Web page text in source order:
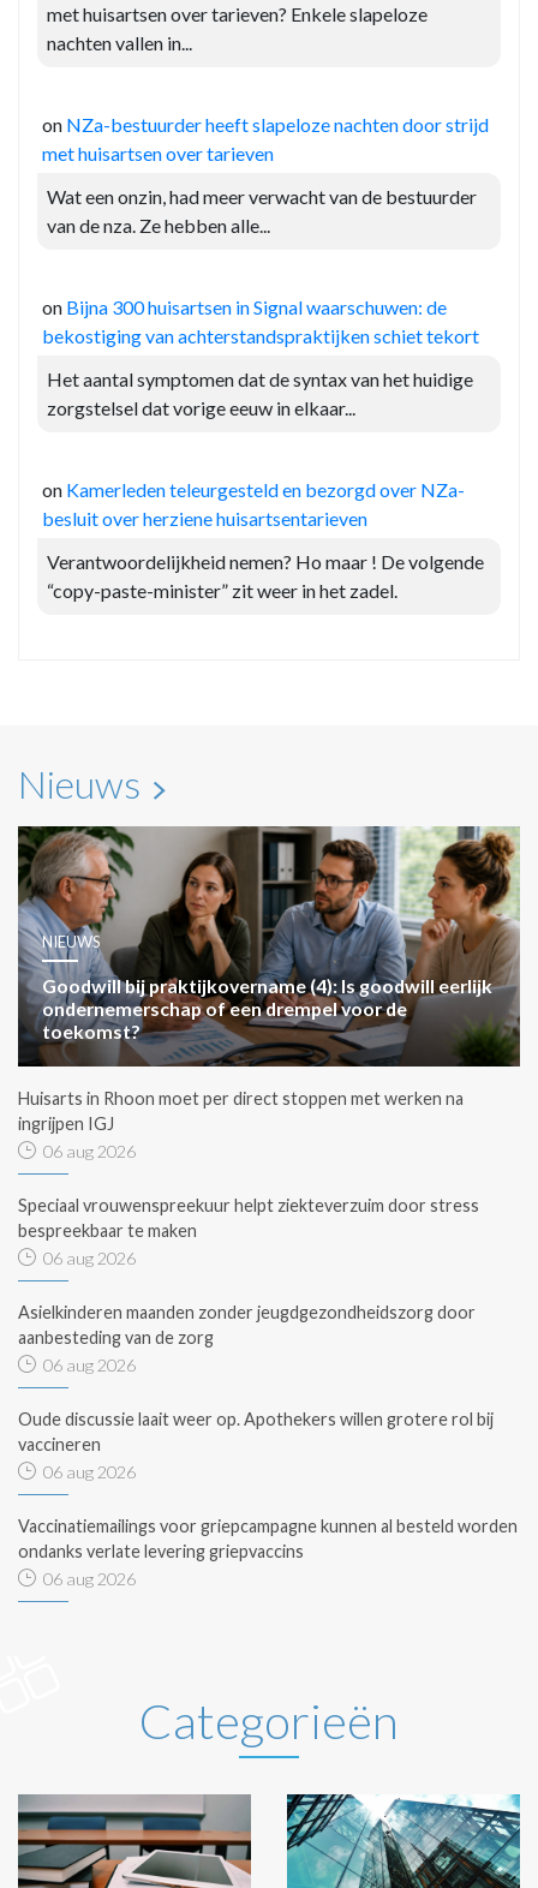
met huisartsen over tarieven? Enkele slapeloze
nachten vallen in...
on NZa-bestuurder heeft slapeloze nachten door strijd
met huisartsen over tarieven
Wat een onzin, had meer verwacht van de bestuurder
van de nza. Ze hebben alle...
on Bijna 300 huisartsen in Signal waarschuwen: de
bekostiging van achterstandspraktijken schiet tekort
Het aantal symptomen dat de syntax van het huidige
zorgstelsel dat vorige eeuw in elkaar...
on Kamerleden teleurgesteld en bezorgd over NZa-
besluit over herziene huisartsentarieven
Verantwoordelijkheid nemen? Ho maar ! De volgende
“copy-paste-minister” zit weer in het zadel.
Nieuws
NIEUWS
Goodwill bij praktijkovername (4): Is goodwill eerlijk
ondernemerschap of een drempel voor de
toekomst?
Huisarts in Rhoon moet per direct stoppen met werken na
ingrijpen IGJ
06 aug 2026
Speciaal vrouwenspreekuur helpt ziekteverzuim door stress
bespreekbaar te maken
06 aug 2026
Asielkinderen maanden zonder jeugdgezondheidszorg door
aanbesteding van de zorg
06 aug 2026
Oude discussie laait weer op. Apothekers willen grotere rol bij
vaccineren
06 aug 2026
Vaccinatiemailings voor griepcampagne kunnen al besteld worden
ondanks verlate levering griepvaccins
06 aug 2026
Categorieën